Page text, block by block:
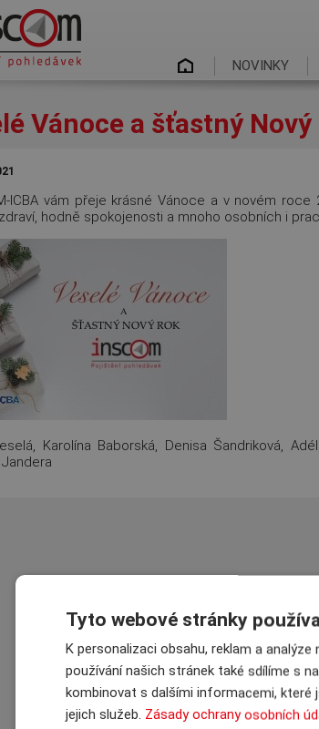
Hlavní menu
NOVINKY
Vánoce a šťastný
ICBA vám přeje krásné Vánoce a v novém roce
hodně spokojenosti a mnoho osobních i
Karolína Baborská, Denisa Šandriková,
Tyto webové stránky
K personalizaci obsahu, reklam a
používání našich stránek také sdílíme s
kombinovat s dalšími informacemi, které
jejich služeb. Zásady ochrany osobních